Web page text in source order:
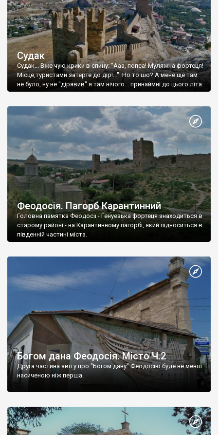
Судак
Судак... Вже чую крики в спину: "Ааа, попса! Муляжна фортеця!
Місце,туристами затерте до дір!..." Но то шо? А мене ще там
не було, ну не "дірявив" я там нічого... принаймні до цього літа.
Феодосія. Пагорб Карантинний
Головна памятка Феодосії - Генуезька фортеця знаходиться в
старому районі - на Карантинному пагорбі, який підноситься в
південній частині міста.
Богом дана Феодосія. Місто Ч.2
Друга частина звіту про "Богом дану" Феодосію буде не менш
насиченою ніж перша.